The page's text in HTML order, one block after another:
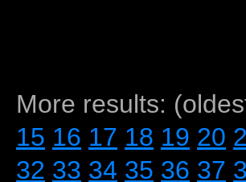
More results:
15 16 17 18 19 20
32 33 34 35 36 37